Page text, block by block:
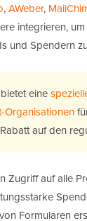
,AWeber,
integrieren,
und Spendern
eine
Organisationen
auf den
Zugriff auf alle
Formularen